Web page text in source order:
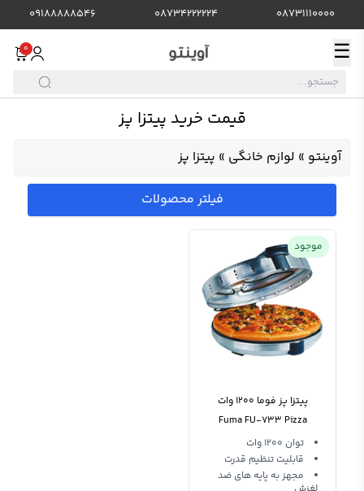
08731110000
08734222224
09188888546
☰
0
قیمت خرید پیتزا پز
آوینتو » لوازم خانگی » پیتزا پز
فیلتر محصولات
موجود
پیتزا پز فوما 1200 وات
Fuma FU-733 Pizza
Maker
توان 1200 وات
قابلیت تنظیم قدرت
مجهز به پایه های ضد